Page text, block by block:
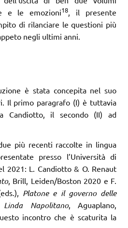
e le emozioni18, il presente
di rilanciare le questioni più
negli ultimi anni.
è stata concepita nel suo
Il primo paragrafo (I) è tuttavia
Candiotto, il secondo (II) ad
più recenti raccolte in lingua
presso l’Università di
2021: L. Candiotto & O. Renaut
, Brill, Leiden/Boston 2020 e F.
Platone e il governo delle
Napolitano, Aguaplano,
incontro che è scaturita la